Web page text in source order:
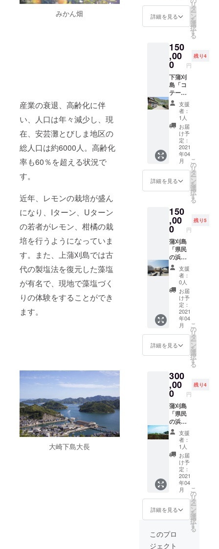
みかん畑
産業の衰退、高齢化に伴
い、人口は年々減少し、現
在、安芸灘とびしま地区の
総人口は約6000人。高齢化
率も60％を超える状況で
す。
近年、レモンの栽培が盛ん
になり、Iターン、Uターン
の若者がレモン、柑橘の栽
培を行うようになっていま
す。また、上蒲刈島では古
代の製塩法を復元した藻塩
が有名で、現地で藻塩づく
りの体験をすることができ
ます。
大崎下島大長
ただき
ます。
団体利
用があ
など、
都合に
より予
約を受
けられ
ない日
があり
ます。
あらか
じめご
了承く
ださ
い。 ◎
交通
費、滞
在費な
どはリ
ターン
に含ま
れませ
セット
になっ
たとっ
てもお
ランと
なって
おりま
す。 県
民の
浜 広
島県呉
市蒲刈
町大浦
7605 ◎
ご宿泊
有効期
限は宿
泊券が
到着し
た日か
ら、
2022年
9月30日
までと
いただ
きま
す。 ◎
宿泊券
到着
後、お
電話で
ご予約
くださ
い。 ◎
繁忙期
は予約
が取り
づらい
ことが
ありま
す。あ
らかじ
めご了
承くだ
◎交通
費など
はリ
ターン
に含ま
れませ
ん。
瀬戸内
の島の
味わい
を楽し
ス料
理 6名
様」 と
びしま
海道を
繋ぐ１
つ目の
橋【安
芸灘大
橋】を
目の前
に、昔
ながら
の時代
を感じ
させる
景観で
瀬戸内
の四季
折々の
味わう
田舎の
異空間
です。
京都で
７年間
修行し
た板前
が腕を
振る
い、故
郷を愛
す下蒲
刈島生
まれの
女将が
心込め
てお料
理をお
届け致
す。 丸
谷 広
島県呉
市下蒲
刈町三
之瀬２
２２９
−９ ◎
有効期
限はチ
ケット
が到着
した日
から、
2023年
５月31
日まで
とさせ
ていた
だきま
す。 ◎
チケッ
ト到着
詳細を見る
リ
タ
ー
ン
を
選
択
す
る
150
,00
0 円
残り4
下蒲刈
島「コ
テージ
梶ヶ
浜」宿
泊と体
験チ
ケット
・コ
テージ
１泊4名
様分+・
島シェ
フご飯4
名様分
+・レン
クル(4
台8時
間) 中庭
のある
古民家
風コ
テー
ジ。か
まどや
囲炉裏
もかね
そな
え、普
段は味
わうこ
との難
しい炭
や薪を
使った
昔なが
漁村の
生活を
体験で
きま
す。家
族やグ
ループ
で、四
季を通
して楽
しめま
す。 コ
テージ
梶ヶ
浜 呉
市下蒲
刈町下
島839番
地の16
◎ご宿
泊有効
期限は
宿泊券
支援
者：
1人
お届
け予
定：
2021
年04
月
詳細を見る
こ
の
リ
タ
ー
ン
を
選
択
す
る
150
,00
0 円
残り5
蒲刈島
「県民
の浜、
コテー
ジかま
がり」
コテー
ジ宿泊
券① ・
ドーム
型コ
テージ
１泊４
名様分
+・バー
ベ
セット
４名様
分 エー
ゲ海を
イメー
ジさせ
る白を
基調と
した
ドーム
型コ
テージ
で、瀬
戸内の
美しい
風景と
素晴ら
しい夕
陽が堪
能でき
る自炊
型の宿
泊施設
支援
者：
0人
お届
け予
定：
2021
年04
月
詳細を見る
こ
の
リ
タ
ー
ン
を
選
択
す
る
300
,00
0 円
残り4
蒲刈島
「県民
の浜、
コテー
ジかま
がり」
コテー
ジ宿泊
券② ・
木造コ
テージ
１泊10
名様分
+・バー
ベ
キュー
セット
10名様
分 瀬戸
支援
者：
1人
お届
け予
定：
2021
年04
月
詳細を見る
こ
の
リ
タ
ー
ン
を
選
択
す
る
このプロ
ジェクト